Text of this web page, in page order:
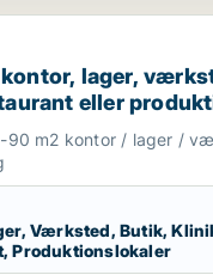
lager, værksted,
lager,
eller
90 m2 kontor / lager /
Værksted, Butik,
Produktionslokaler